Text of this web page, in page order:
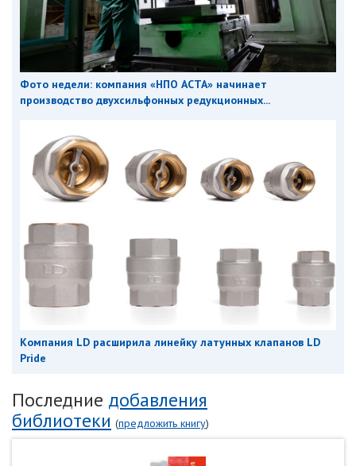
Фото недели: компания «НПО АСТА» начинает
производство двухсильфонных редукционных...
Компания LD расширила линейку латунных клапанов LD
Pride
Последние добавления
библиотеки (предложить книгу)